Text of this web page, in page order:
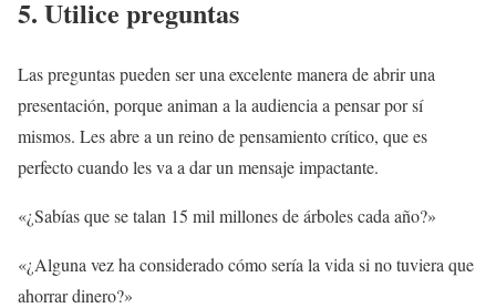
5. Utilice preguntas
Las preguntas pueden ser una excelente manera de abrir una
presentación, porque animan a la audiencia a pensar por sí
mismos. Les abre a un reino de pensamiento crítico, que es
perfecto cuando les va a dar un mensaje impactante.
«¿Sabías que se talan 15 mil millones de árboles cada año?»
«¿Alguna vez ha considerado cómo sería la vida si no tuviera que
ahorrar dinero?»